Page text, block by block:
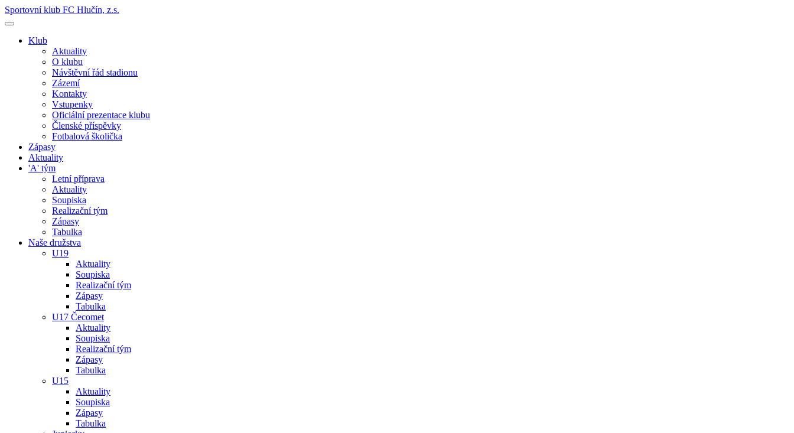
Sportovní klub FC Hlučín, z.s.
Klub
Aktuality
O klubu
Návštěvní řád stadionu
Zázemí
Kontakty
Vstupenky
Oficiální prezentace klubu
Členské příspěvky
Fotbalová školička
Zápasy
Aktuality
'A' tým
Letní příprava
Aktuality
Soupiska
Realizační tým
Zápasy
Tabulka
Naše družstva
U19
Aktuality
Soupiska
Realizační tým
Zápasy
Tabulka
U17 Čecomet
Aktuality
Soupiska
Realizační tým
Zápasy
Tabulka
U15
Aktuality
Soupiska
Zápasy
Tabulka